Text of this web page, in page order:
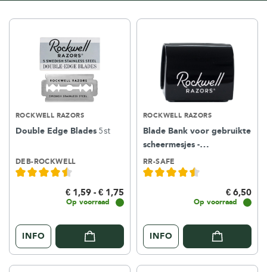
ROCKWELL RAZORS
Double Edge Blades 5st
DEB-ROCKWELL
€ 1,59 - € 1,75
Op voorraad
INFO
ROCKWELL RAZORS
Blade Bank voor gebruikte
scheermesjes -
Herbruikbaar
RR-SAFE
€ 6,50
Op voorraad
INFO